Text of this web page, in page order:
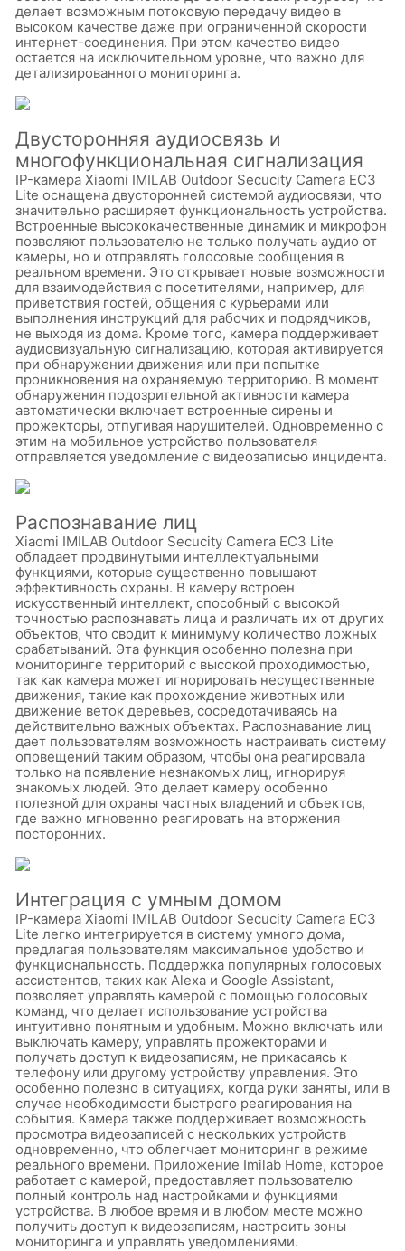
делает возможным потоковую передачу видео в
высоком качестве даже при ограниченной скорости
интернет-соединения. При этом качество видео
остается на исключительном уровне, что важно для
детализированного мониторинга.
Двусторонняя аудиосвязь и
многофункциональная сигнализация
IP-камера Xiaomi IMILAB Outdoor Secucity Camera EC3
Lite оснащена двусторонней системой аудиосвязи, что
значительно расширяет функциональность устройства.
Встроенные высококачественные динамик и микрофон
позволяют пользователю не только получать аудио от
камеры, но и отправлять голосовые сообщения в
реальном времени. Это открывает новые возможности
для взаимодействия с посетителями, например, для
приветствия гостей, общения с курьерами или
выполнения инструкций для рабочих и подрядчиков,
не выходя из дома. Кроме того, камера поддерживает
аудиовизуальную сигнализацию, которая активируется
при обнаружении движения или при попытке
проникновения на охраняемую территорию. В момент
обнаружения подозрительной активности камера
автоматически включает встроенные сирены и
прожекторы, отпугивая нарушителей. Одновременно с
этим на мобильное устройство пользователя
отправляется уведомление с видеозаписью инцидента.
Распознавание лиц
Xiaomi IMILAB Outdoor Secucity Camera EC3 Lite
обладает продвинутыми интеллектуальными
функциями, которые существенно повышают
эффективность охраны. В камеру встроен
искусственный интеллект, способный с высокой
точностью распознавать лица и различать их от других
объектов, что сводит к минимуму количество ложных
срабатываний. Эта функция особенно полезна при
мониторинге территорий с высокой проходимостью,
так как камера может игнорировать несущественные
движения, такие как прохождение животных или
движение веток деревьев, сосредотачиваясь на
действительно важных объектах. Распознавание лиц
дает пользователям возможность настраивать систему
оповещений таким образом, чтобы она реагировала
только на появление незнакомых лиц, игнорируя
знакомых людей. Это делает камеру особенно
полезной для охраны частных владений и объектов,
где важно мгновенно реагировать на вторжения
посторонних.
Интеграция с умным домом
IP-камера Xiaomi IMILAB Outdoor Secucity Camera EC3
Lite легко интегрируется в систему умного дома,
предлагая пользователям максимальное удобство и
функциональность. Поддержка популярных голосовых
ассистентов, таких как Alexa и Google Assistant,
позволяет управлять камерой с помощью голосовых
команд, что делает использование устройства
интуитивно понятным и удобным. Можно включать или
выключать камеру, управлять прожекторами и
получать доступ к видеозаписям, не прикасаясь к
телефону или другому устройству управления. Это
особенно полезно в ситуациях, когда руки заняты, или в
случае необходимости быстрого реагирования на
события. Камера также поддерживает возможность
просмотра видеозаписей с нескольких устройств
одновременно, что облегчает мониторинг в режиме
реального времени. Приложение Imilab Home, которое
работает с камерой, предоставляет пользователю
полный контроль над настройками и функциями
устройства. В любое время и в любом месте можно
получить доступ к видеозаписям, настроить зоны
мониторинга и управлять уведомлениями.